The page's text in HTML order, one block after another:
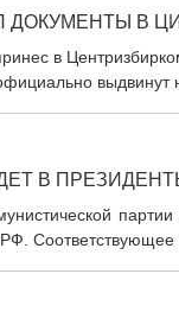
ДОКУМЕНТЫ В
в
В